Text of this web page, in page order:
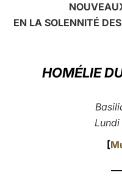
EN LA SOLENNITÉ
HOMÉLIE
[